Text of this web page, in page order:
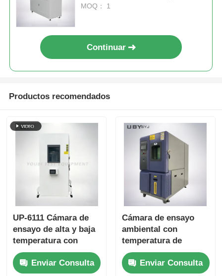
de condensación único y 8
MOQ： 1
Continuar
Productos recomendados
UP-6111 Cámara de
ensayo de alta y baja
temperatura con
rango de -70 a 180oC
20% a 98% de
Enviar Consulta
Cámara de ensayo
ambiental con
temperatura de
almacenamiento en
frío personalizable
Enviar Consulta